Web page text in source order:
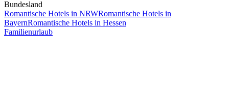
Bundesland
Romantische Hotels in NRWRomantische Hotels in
BayernRomantische Hotels in Hessen
Familienurlaub